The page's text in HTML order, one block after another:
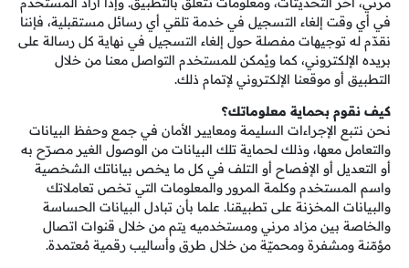
في أي وقت إلغاء التسجيل في خدمة تلقي أي رسائل مستقبلية، فإننا
نقدّم له توجيهات مفصلة حول إلغاء التسجيل في نهاية كل رسالة على
بريده الإلكتروني، كما ويُمكن للمستخدم التواصل معنا من خلال
التطبيق أو موقعنا الإلكتروني لإتمام ذلك.
كيف نقوم بحماية معلوماتك؟
نحن نتبع الإجراءات السليمة ومعايير الأمان في جمع وحفظ البيانات
والتعامل معها، وذلك لحماية تلك البيانات من الوصول الغير مصرّح به
أو التعديل أو الإفصاح أو التلف في كل ما يخص بياناتك الشخصية
واسم المستخدم وكلمة المرور والمعلومات التي تخص تعاملاتك
والبيانات المخزنة على تطبيقنا. علما بأن تبادل البيانات الحساسة
والخاصة بين مزاد مرني ومستخدميه يتم من خلال قنوات اتصال
مؤمّنة ومشفرة ومحميّة من خلال طرق وأساليب رقمية مُعتمدة.